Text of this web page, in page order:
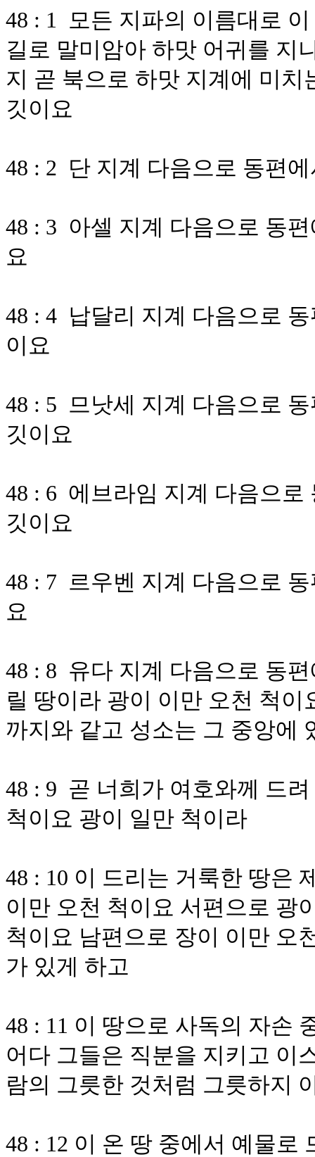
48 : 1 모든 지파의 이름대로
길로 말미암아 하맛 어귀를 지
지 곧 북으로 하맛 지계에 미
깃이요
48 : 2 단 지계 다음으로 동편
48 : 3 아셀 지계 다음으로 동
요
48 : 4 납달리 지계 다음으로
이요
48 : 5 므낫세 지계 다음으로
깃이요
48 : 6 에브라임 지계 다음으
깃이요
48 : 7 르우벤 지계 다음으로
요
48 : 8 유다 지계 다음으로 동
릴 땅이라 광이 이만 오천 척
까지와 같고 성소는 그 중앙에
48 : 9 곧 너희가 여호와께 드
척이요 광이 일만 척이라
48 : 10 이 드리는 거룩한 땅은
이만 오천 척이요 서편으로 광
척이요 남편으로 장이 이만 오
가 있게 하고
48 : 11 이 땅으로 사독의 자손
어다 그들은 직분을 지키고 이
람의 그릇한 것처럼 그릇하지
48 : 12 이 온 땅 중에서 예물로